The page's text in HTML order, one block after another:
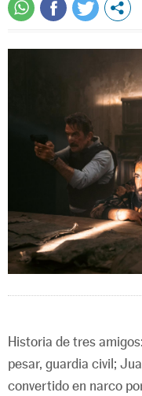
Historia de tres
pesar, guardia civil;
convertido en narco